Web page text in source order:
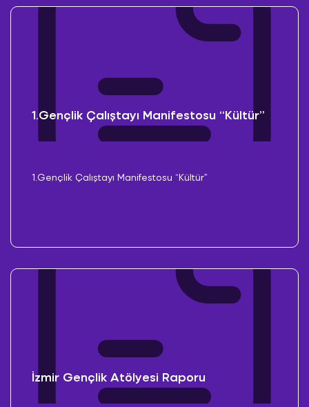
1.Gençlik Çalıştayı Manifestosu “Kültür”
1.Gençlik Çalıştayı Manifestosu “Kültür”
İzmir Gençlik Atölyesi Raporu